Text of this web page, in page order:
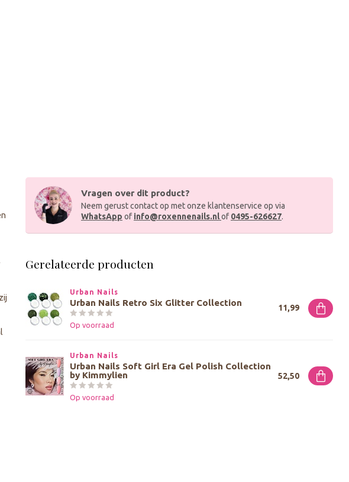
Vragen over dit product?
Neem gerust contact op met onze klantenservice op via
WhatsApp of info@roxennenails.nlof 0495-626627.
Gerelateerde producten
Urban Nails
Urban Nails Retro Six Glitter Collection
Op voorraad
11,99
Urban Nails
Urban Nails Soft Girl Era Gel Polish Collection
by Kimmylien
Op voorraad
52,50